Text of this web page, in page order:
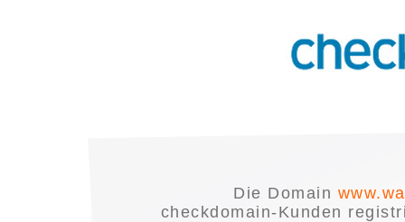
Die Domain
checkdomain-Kunden